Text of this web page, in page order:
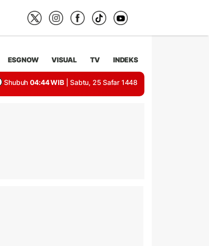
ESGNOW VISUAL TV INDEKS
Shubuh 04:44 WIB | Sabtu, 25 Safar 1448